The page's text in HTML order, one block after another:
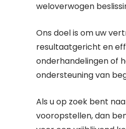
weloverwogen
Ons doel is om uw
resultaatgericht en
onderhandelingen of
ondersteuning van
Als u op zoek bent
vooropstellen, dan